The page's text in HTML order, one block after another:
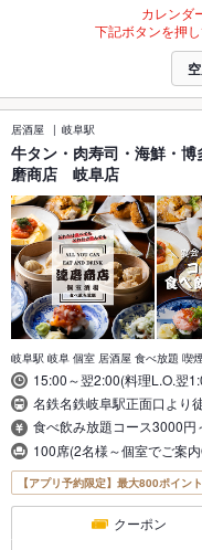
カレンダ
下記ボタンを押
居酒屋 岐阜駅
牛タン・肉寿司・海鮮・
磨商店 岐阜店
岐阜駅 岐阜 個室 居酒屋 食べ放題 喫
15:00～翌2:00(料理L.O.翌
名鉄名鉄岐阜駅正面口より
食べ飲み放題コース3000
100席(2名様～個室でご案
【アプリ予約限定】最大800ポイン
クーポン